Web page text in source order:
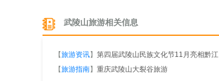
武陵山旅游相关信息
【旅游资讯】 第四届武陵山民族文化节11月亮相黔江
【旅游指南】 重庆武陵山大裂谷旅游